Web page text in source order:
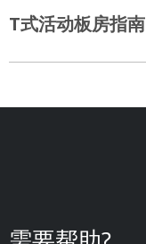
T式活动板房指南